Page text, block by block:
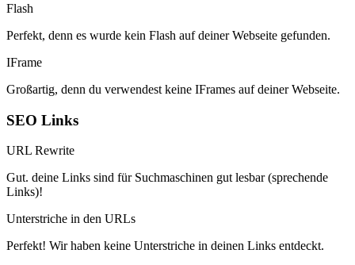
Flash
Perfekt, denn es wurde kein Flash auf deiner Webseite gefunden.
IFrame
Großartig, denn du verwendest keine IFrames auf deiner Webseite.
SEO Links
URL Rewrite
Gut. deine Links sind für Suchmaschinen gut lesbar (sprechende
Links)!
Unterstriche in den URLs
Perfekt! Wir haben keine Unterstriche in deinen Links entdeckt.